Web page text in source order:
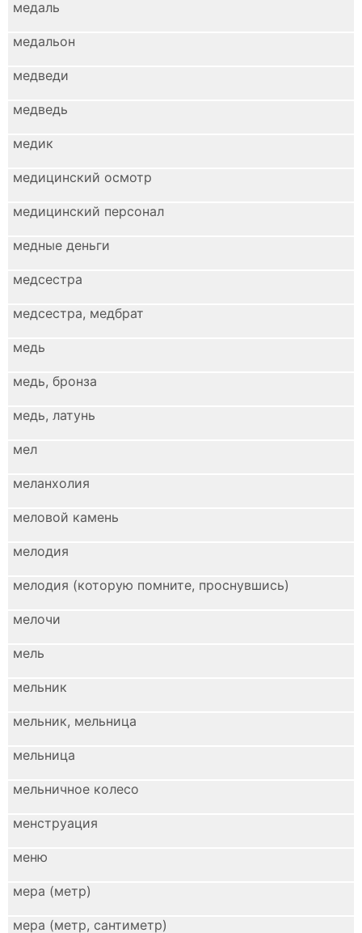
медаль
медальон
медведи
медведь
медик
медицинский осмотр
медицинский персонал
медные деньги
медсестра
медсестра, медбрат
медь
медь, бронза
медь, латунь
мел
меланхолия
меловой камень
мелодия
мелодия (которую помните, проснувшись)
мелочи
мель
мельник
мельник, мельница
мельница
мельничное колесо
менструация
меню
мера (метр)
мера (метр, сантиметр)